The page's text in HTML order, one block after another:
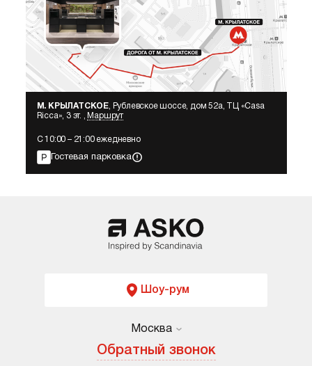
и заполнить форму. В Москве действует
бесплатная доставка в пределах МКАД.
М. КРЫЛАТСКОЕ, Рублевское шоссе, дом 52а, ТЦ «Сasa
Ricca», 3 эт. ,
Маршрут
С 10:00 – 21:00 ежедневно
Гостевая парковка
Шоу-рум
Москва
Обратный звонок
Москва